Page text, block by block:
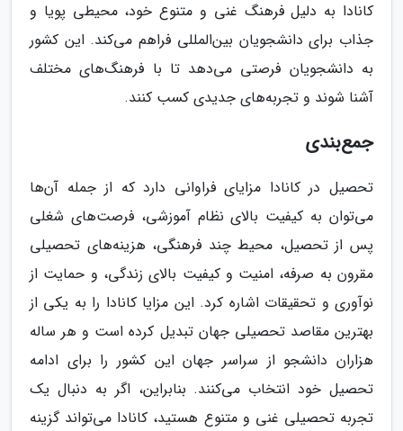
کانادا به دلیل فرهنگ غنی و متنوع خود، محیطی پویا و
جذاب برای دانشجویان بین‌المللی فراهم می‌کند. این کشور
به دانشجویان فرصتی می‌دهد تا با فرهنگ‌های مختلف
آشنا شوند و تجربه‌های جدیدی کسب کنند.
جمع‌بندی
تحصیل در کانادا مزایای فراوانی دارد که از جمله آن‌ها
می‌توان به کیفیت بالای نظام آموزشی، فرصت‌های شغلی
پس از تحصیل، محیط چند فرهنگی، هزینه‌های تحصیلی
مقرون به صرفه، امنیت و کیفیت بالای زندگی، و حمایت از
نوآوری و تحقیقات اشاره کرد. این مزایا کانادا را به یکی از
بهترین مقاصد تحصیلی جهان تبدیل کرده است و هر ساله
هزاران دانشجو از سراسر جهان این کشور را برای ادامه
تحصیل خود انتخاب می‌کنند. بنابراین، اگر به دنبال یک
تجربه تحصیلی غنی و متنوع هستید، کانادا می‌تواند گزینه